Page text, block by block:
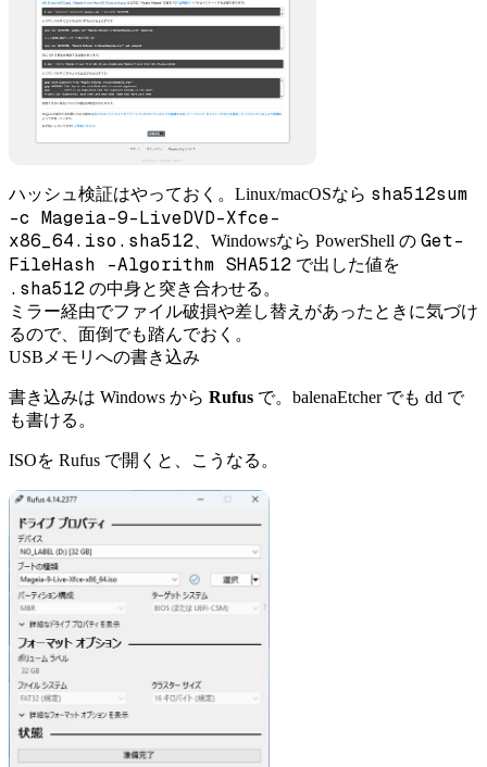
ハッシュ検証はやっておく。Linux/macOSなら sha512sum
-c Mageia-9-LiveDVD-Xfce-
x86_64.iso.sha512 、Windowsなら PowerShell の Get-
FileHash -Algorithm SHA512 で出した値を
.sha512 の中身と突き合わせる。
ミラー経由でファイル破損や差し替えがあったときに気づけ
るので、面倒でも踏んでおく。
USBメモリへの書き込み
書き込みは Windows から Rufus で。balenaEtcher でも dd で
も書ける。
ISOを Rufus で開くと、こうなる。